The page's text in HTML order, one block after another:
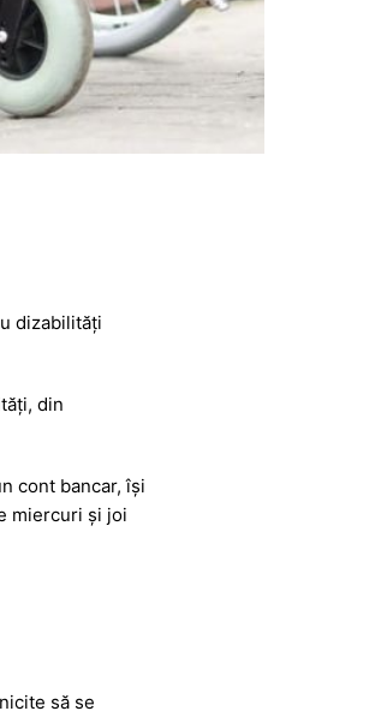
dizabilităţi
din
cont bancar, îşi
miercuri și joi
să se